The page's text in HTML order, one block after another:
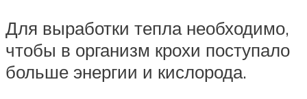
Для выработки тепла необходимо,
чтобы в организм крохи поступало
больше энергии и кислорода.